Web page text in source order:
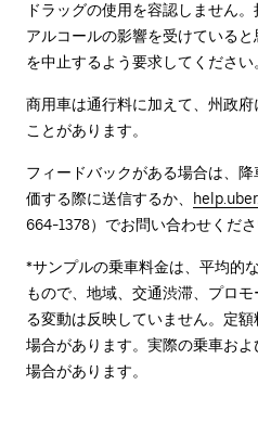
ドラッグの使用を容認しません
アルコールの影響を受けている
を中止するよう要求してください
商用車は通行料に加えて、州政
ことがあります。
フィードバックがある場合は、
価する際に送信するか、
664-1378）でお問い合わせくださ
*サンプルの乗車料金は、平均的
もので、地域、交通渋滞、プロ
る変動は反映していません。定
場合があります。実際の乗車お
場合があります。